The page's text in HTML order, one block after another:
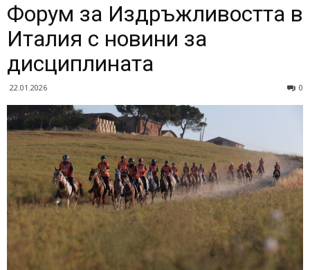
Форум за Издръжливостта в
Италия с новини за
дисциплината
22.01.2026 0